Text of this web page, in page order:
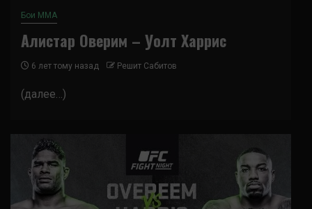
Бои ММА
Алистар Оверим – Уолт Харрис
6 лет тому назад Решит Сабитов
(далее…)